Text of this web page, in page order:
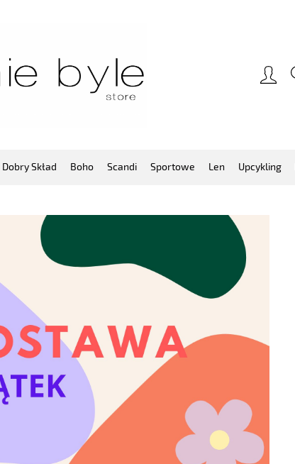
Dobry Skład Boho Scandi Sportowe Len Upcykling